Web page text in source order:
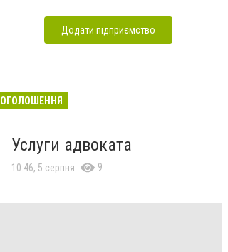
Додати підприємство
ОГОЛОШЕННЯ
Услуги адвоката
10:46, 5 серпня 9